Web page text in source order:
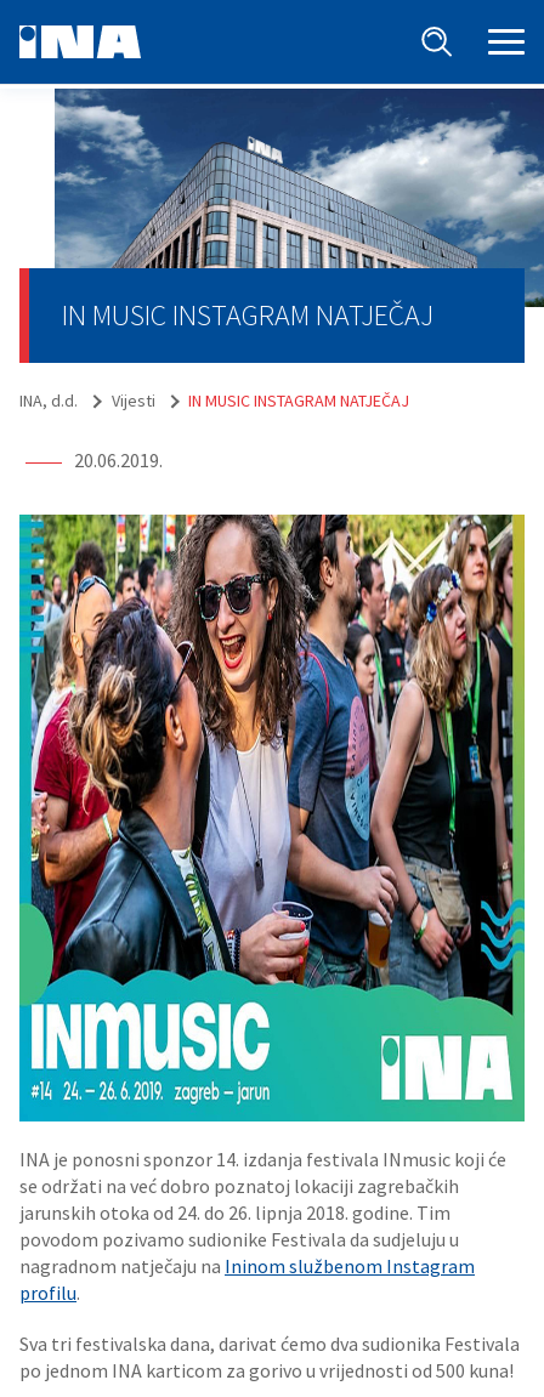
IN MUSIC INSTAGRAM NATJEČAJ
INA, d.d. Vijesti IN MUSIC INSTAGRAM NATJEČAJ
20.06.2019.
INA je ponosni sponzor 14. izdanja festivala INmusic koji će
se održati na već dobro poznatoj lokaciji zagrebačkih
jarunskih otoka od 24. do 26. lipnja 2018. godine. Tim
povodom pozivamo sudionike Festivala da sudjeluju u
nagradnom natječaju na Ininom službenom Instagram
profilu.
Sva tri festivalska dana, darivat ćemo dva sudionika Festivala
po jednom INA karticom za gorivo u vrijednosti od 500 kuna!